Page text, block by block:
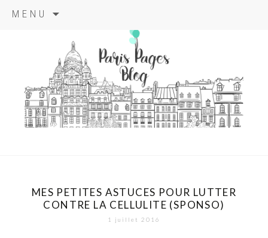
MENU
principal
paris pages
blog
MES PETITES ASTUCES POUR LUTTER
CONTRE LA CELLULITE (SPONSO)
1 juillet 2016